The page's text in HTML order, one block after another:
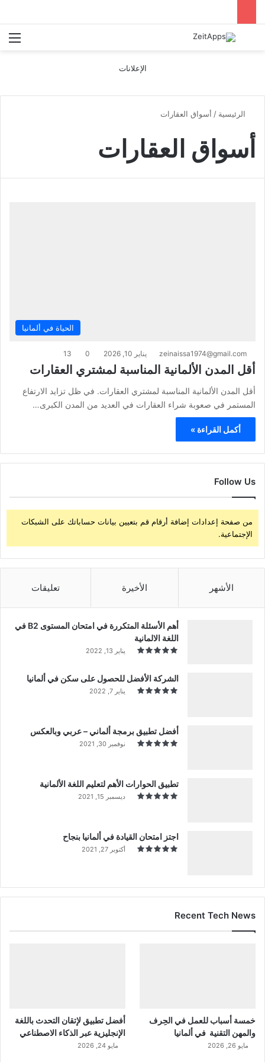
بحث عن
الإعلانات
الرئيسية / أسواق العقارات
أسواق العقارات
الحياة في ألمانيا
zeinaissa1974@gmail.com يناير 10, 2026 0
13
أقل المدن الألمانية المناسبة لمشتري العقارات
أقل المدن الألمانية المناسبة لمشتري العقارات. في ظل تزايد الارتفاع
المستمر في صعوبة شراء العقارات في العديد من المدن الكبرى…
أكمل القراءة »
Follow Us
من صفحة إعدادات إضافة أرقام قم بتعيين بيانات حساباتك على الشبكات
الإجتماعية.
الأشهر الأخيرة تعليقات
أهم الأسئلة المتكررة في امتحان المستوى B2 في
اللغة الالمانية
يناير 13, 2022
الشركة الأفضل للحصول على سكن في ألمانيا
يناير 7, 2022
أفضل تطبيق برمجة ألماني – عربي وبالعكس
نوفمبر 30, 2021
تطبيق الحوارات الأهم لتعليم اللغة الألمانية
ديسمبر 15, 2021
اجتز امتحان القيادة في ألمانيا بنجاح
أكتوبر 27, 2021
Recent Tech News
خمسة أسباب للعمل في الحِرف
والمهن التقنية في ألمانيا
مايو 26, 2026
أفضل تطبيق لإتقان التحدث باللغة
الإنجليزية عبر الذكاء الاصطناعي
مايو 24, 2026